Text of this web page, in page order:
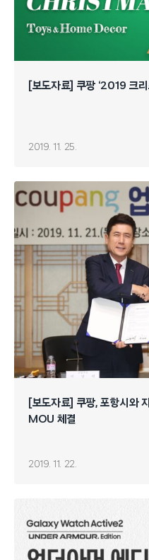
[보도자료] 쿠팡 ‘2019 크
2019. 11. 25.
[보도자료] 쿠팡, 포항시와
MOU 체결
2019. 11. 22.